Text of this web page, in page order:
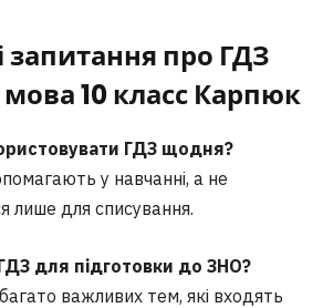
запитання про ГДЗ
10 класс Карпюк
ГДЗ щодня?
у навчанні, а не
лише для списування.
для підготовки до ЗНО?
важливих тем, які входять